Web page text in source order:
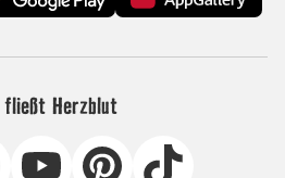
Herzblut